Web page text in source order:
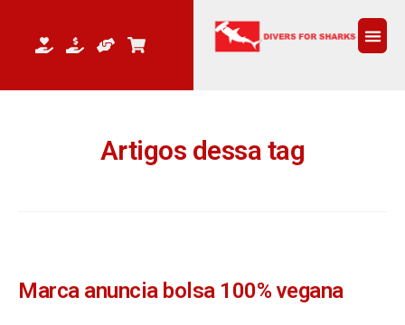
Artigos dessa tag
Marca anuncia bolsa 100% vegana